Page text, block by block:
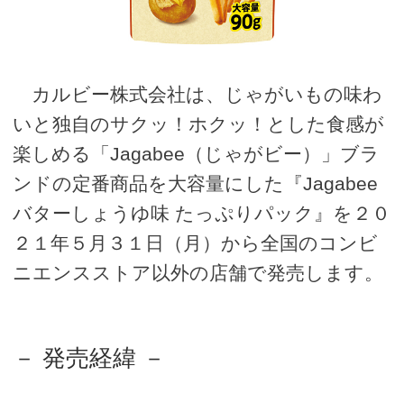
カルビー株式会社は、じゃがいもの味わ
いと独自のサクッ！ホクッ！とした食感が
楽しめる「Jagabee（じゃがビー）」ブラ
ンドの定番商品を大容量にした『Jagabee
バターしょうゆ味 たっぷりパック』を２０
２１年５月３１日（月）から全国のコンビ
ニエンスストア以外の店舗で発売します。
－ 発売経緯 －